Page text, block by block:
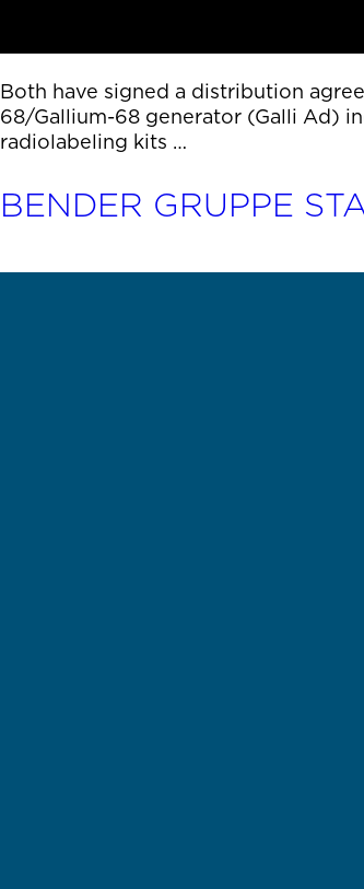
Both have signed a distribution
68/Gallium-68 generator (Galli Ad)
radiolabeling kits …
BENDER GRUPPE